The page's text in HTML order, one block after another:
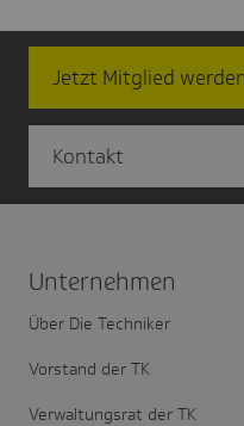
Jetzt Mitglied
Kontakt
Unter­nehmen
Über Die Techniker
Vorstand der TK
Verwaltungsrat der TK